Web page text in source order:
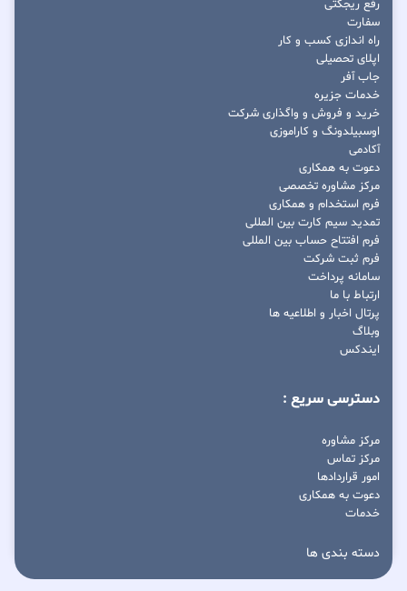
رفع ریجکتی
سفارت
راه اندازی کسب و کار
اپلای تحصیلی
جاب آفر
خدمات جزیره
خرید و فروش و واگذاری شرکت
اوسبیلدونگ و کاراموزی
آکادمی
دعوت به همکاری
مرکز مشاوره تخصصی
فرم استخدام و همکاری
تمدید سیم کارت بین المللی
فرم افتتاح حساب بین المللی
فرم ثبت شرکت
سامانه پرداخت
ارتباط با ما
پرتال اخبار و اطلاعیه ها
وبلاگ
ایندکس
دسترسی سریع :
مرکز مشاوره
مرکز تماس
امور قراردادها
دعوت به همکاری
خدمات
دسته بندی ها